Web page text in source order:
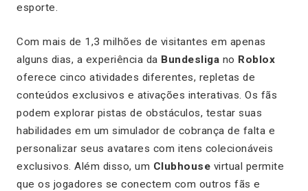
esporte.
Com mais de 1,3 milhões de visitantes em apenas
alguns dias, a experiência da Bundesliga no Roblox
oferece cinco atividades diferentes, repletas de
conteúdos exclusivos e ativações interativas. Os fãs
podem explorar pistas de obstáculos, testar suas
habilidades em um simulador de cobrança de falta e
personalizar seus avatares com itens colecionáveis
exclusivos. Além disso, um Clubhouse virtual permite
que os jogadores se conectem com outros fãs e